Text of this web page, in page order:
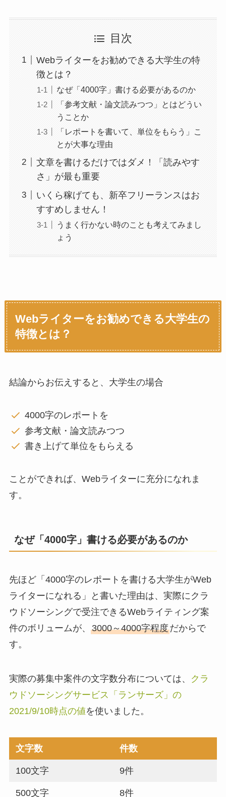
目次
Webライターをお勧めできる大学生の特
徴とは？
なぜ「4000字」書ける必要があるのか
「参考文献・論文読みつつ」とはどうい
うことか
「レポートを書いて、単位をもらう」こ
とが大事な理由
文章を書けるだけではダメ！「読みやす
さ」が最も重要
いくら稼げても、新卒フリーランスはお
すすめしません！
うまく行かない時のことも考えてみまし
ょう
Webライターをお勧めできる大学生の
特徴とは？
結論からお伝えすると、大学生の場合
4000字のレポートを
参考文献・論文読みつつ
書き上げて単位をもらえる
ことができれば、Webライターに充分になれま
す。
なぜ「4000字」書ける必要があるのか
先ほど「4000字のレポートを書ける大学生がWeb
ライターになれる」と書いた理由は、実際にクラ
ウドソーシングで受注できるWebライティング案
件のボリュームが、 3000～4000字程度だからで
す。
実際の募集中案件の文字数分布については、
クラ
ウドソーシングサービス「ランサーズ」の
2021/9/10時点の値を使いました。
文字数 件数
100文字 9件
500文字 8件